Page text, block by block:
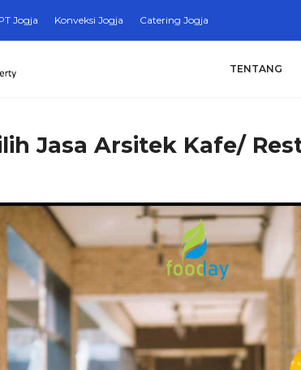
Jogja Konveksi Jogja Catering Jogja
TENTANG
Jasa Arsitek Kafe/